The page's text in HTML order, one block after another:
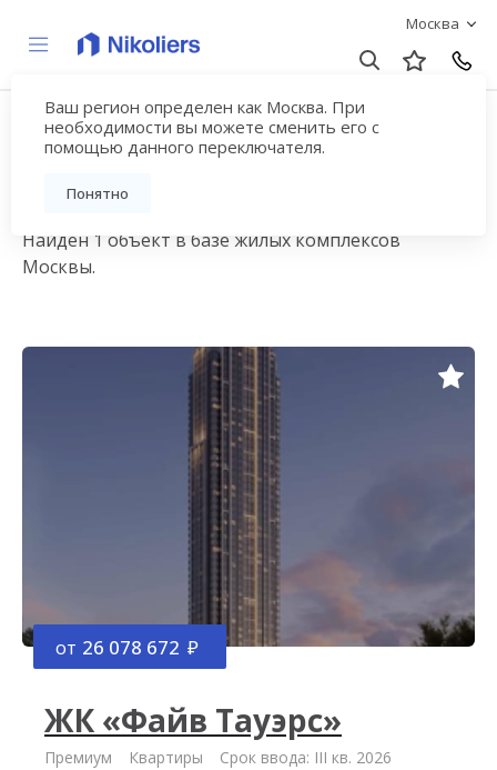
Москва
Ваш регион определен как Москва. При
необходимости вы можете сменить его с
помощью данного переключателя.
Понятно
Новостройки в ЮАО,
Москва
Найден 1 объект в базе жилых комплексов
Москвы.
от 26 078 672
ЖК «Файв Тауэрс»
Премиум Квартиры Срок ввода: III кв. 2026